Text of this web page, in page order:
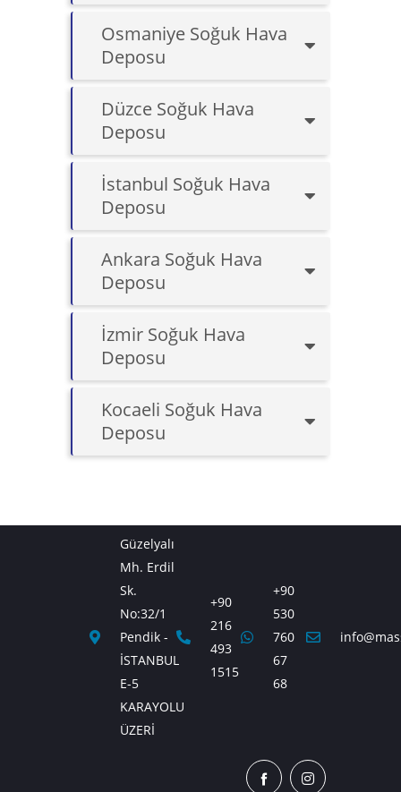
Osmaniye Soğuk Hava
Deposu
Düzce Soğuk Hava
Deposu
İstanbul Soğuk Hava
Deposu
Ankara Soğuk Hava
Deposu
İzmir Soğuk Hava
Deposu
Kocaeli Soğuk Hava
Deposu
Güzelyalı
Mh. Erdil
Sk.
No:32/1
Pendik -
İSTANBUL
E-5
KARAYOLU
ÜZERİ
+90
216
493
1515
+90
530
760
67
68